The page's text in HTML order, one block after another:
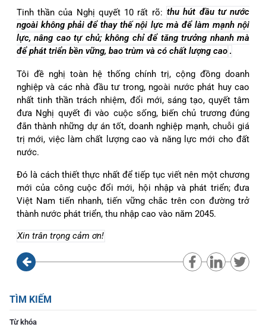
Tinh thần của Nghị quyết 10 rất rõ: thu hút đầu tư nước
ngoài không phải để thay thế nội lực mà để làm mạnh nội
lực, nâng cao tự chủ; không chỉ để tăng trưởng nhanh mà
để phát triển bền vững, bao trùm và có chất lượng cao .
Tôi đề nghị toàn hệ thống chính trị, cộng đồng doanh
nghiệp và các nhà đầu tư trong, ngoài nước phát huy cao
nhất tinh thần trách nhiệm, đổi mới, sáng tạo, quyết tâm
đưa Nghị quyết đi vào cuộc sống, biến chủ trương đúng
đắn thành những dự án tốt, doanh nghiệp mạnh, chuỗi giá
trị mới, việc làm chất lượng cao và năng lực mới cho đất
nước.
Đó là cách thiết thực nhất để tiếp tục viết nên một chương
mới của công cuộc đổi mới, hội nhập và phát triển; đưa
Việt Nam tiến nhanh, tiến vững chắc trên con đường trở
thành nước phát triển, thu nhập cao vào năm 2045.
Xin trân trọng cảm ơn!
TÌM KIẾM
Từ khóa